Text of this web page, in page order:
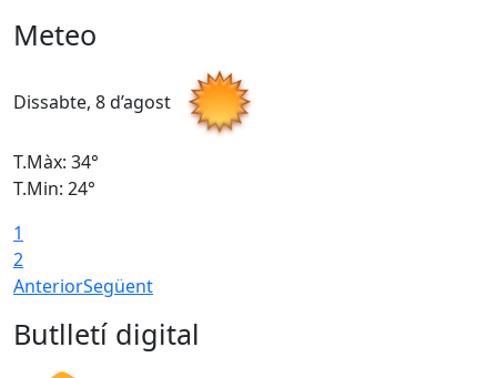
Meteo
Dissabte, 8 d’agost
T.Màx: 34°
T.Min: 24°
1
2
AnteriorSegüent
Butlletí digital